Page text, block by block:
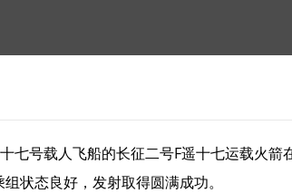
号载人飞船的长征二号F遥十七运载火箭
状态良好，发射取得圆满成功。